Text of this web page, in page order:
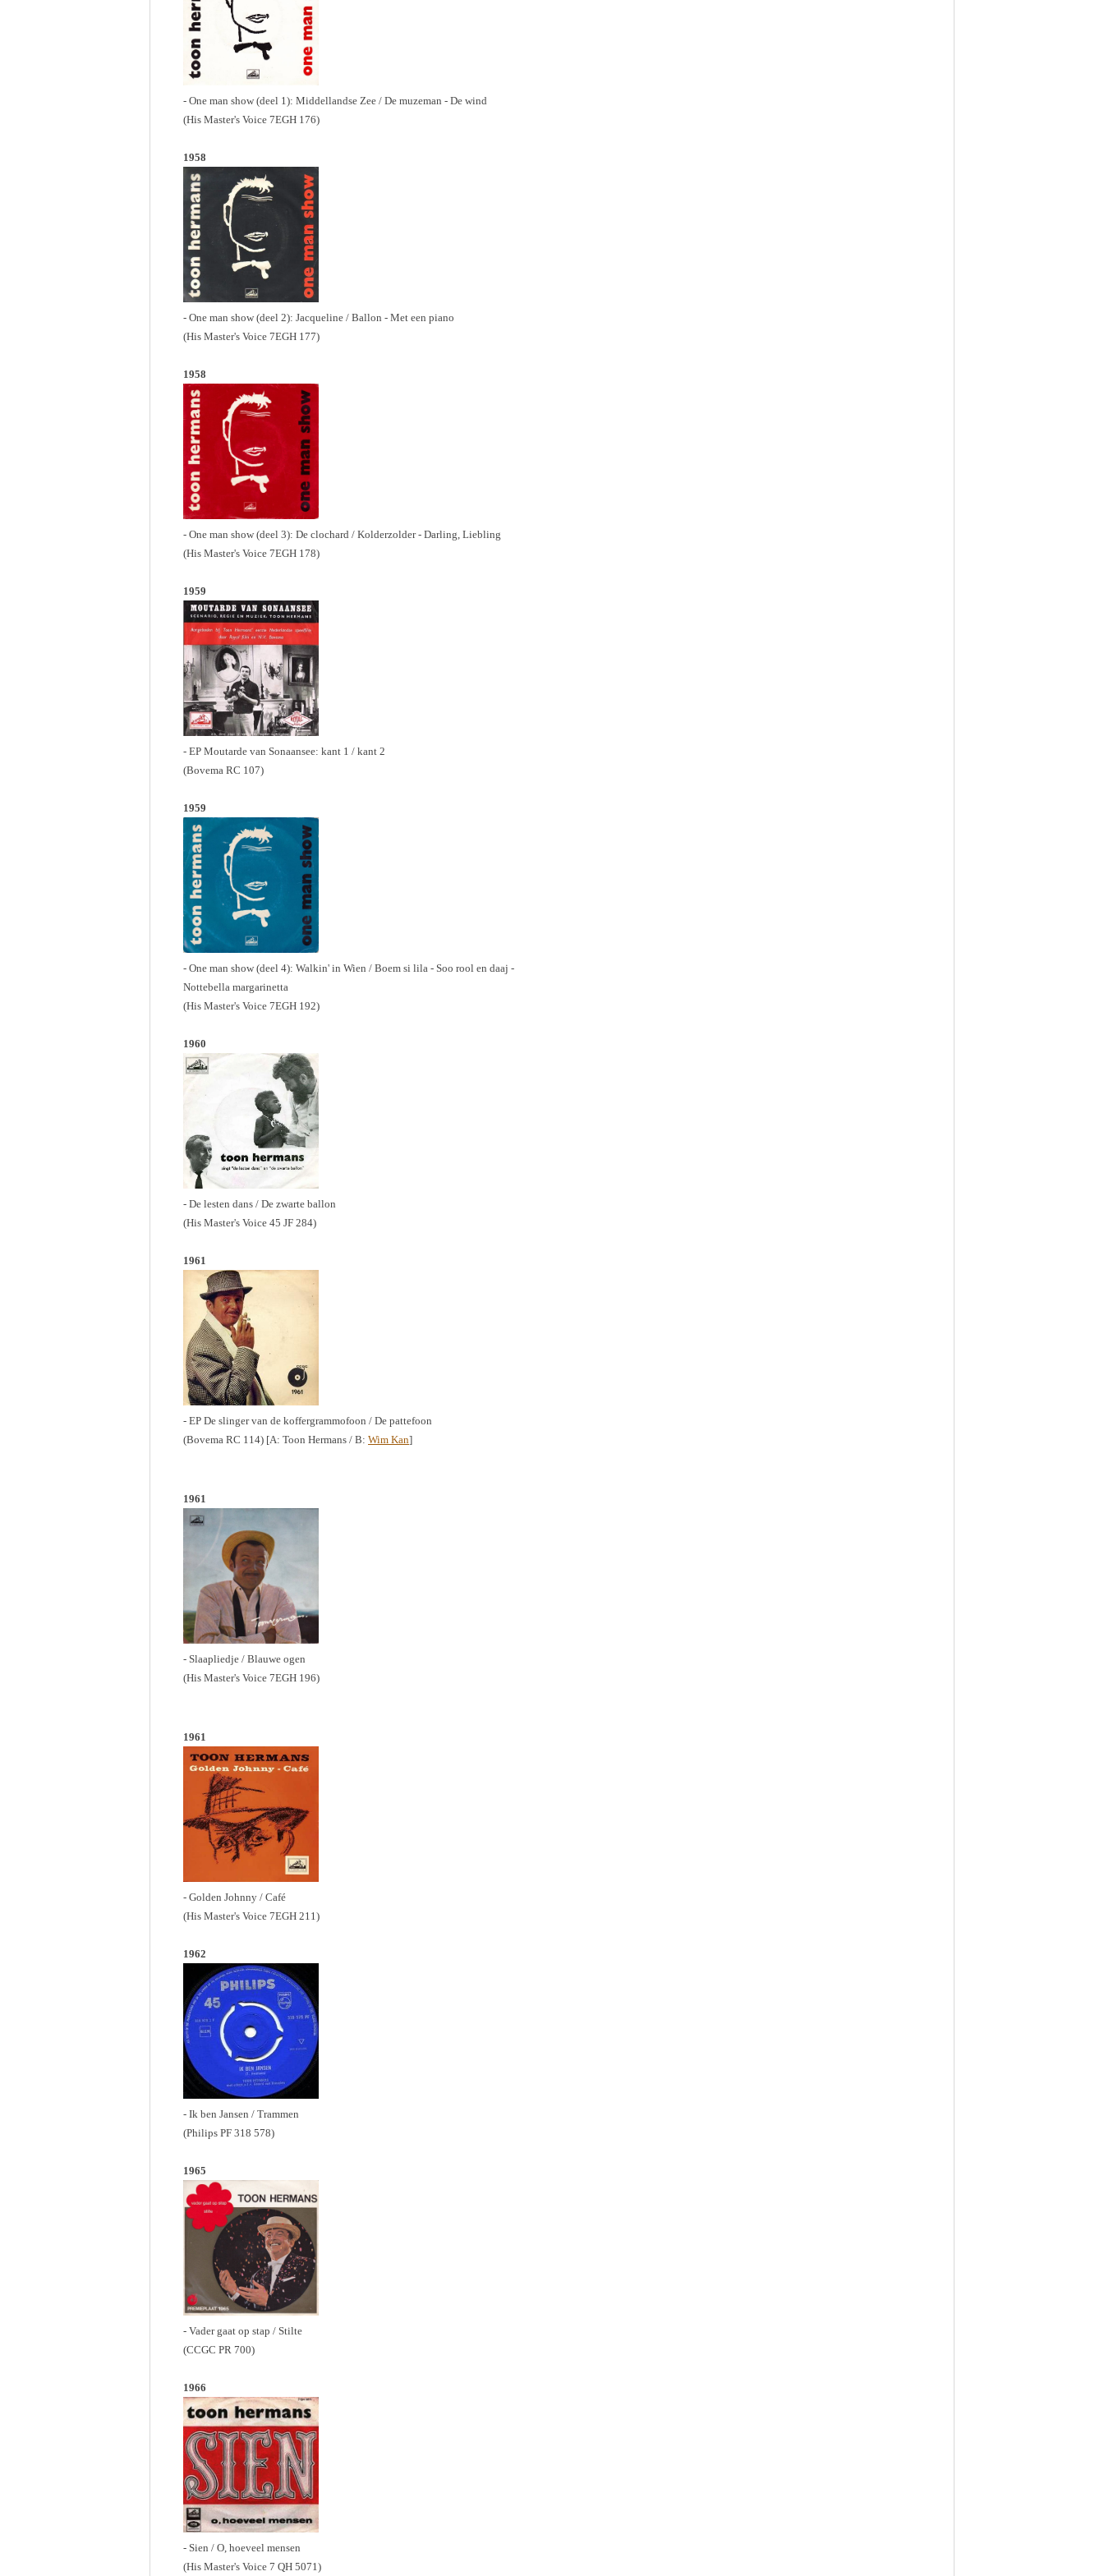
- One man show (deel 1): Middellandse Zee / De muzeman - De wind
(His Master's Voice 7EGH 176)
1958
- One man show (deel 2): Jacqueline / Ballon - Met een piano
(His Master's Voice 7EGH 177)
1958
- One man show (deel 3): De clochard / Kolderzolder - Darling, Liebling
(His Master's Voice 7EGH 178)
1959
- EP Moutarde van Sonaansee: kant 1 / kant 2
(Bovema RC 107)
1959
- One man show (deel 4): Walkin' in Wien / Boem si lila - Soo rool en daaj -
Nottebella margarinetta
(His Master's Voice 7EGH 192)
1960
- De lesten dans / De zwarte ballon
(His Master's Voice 45 JF 284)
1961
- EP De slinger van de koffergrammofoon / De pattefoon
(Bovema RC 114) [A: Toon Hermans / B: Wim Kan]
1961
- Slaapliedje / Blauwe ogen
(His Master's Voice 7EGH 196)
1961
- Golden Johnny / Café
(His Master's Voice 7EGH 211)
1962
- Ik ben Jansen / Trammen
(Philips PF 318 578)
1965
- Vader gaat op stap / Stilte
(CCGC PR 700)
1966
- Sien / O, hoeveel mensen
(His Master's Voice 7 QH 5071)